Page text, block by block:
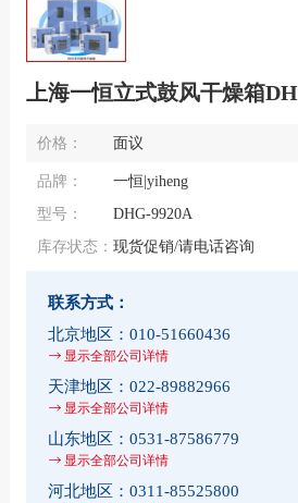
上海一恒立式鼓风干燥箱
价格： 面议
品牌：
一恒|yiheng
型号：
DHG-9920A
库存状态： 现货促销/请电话咨询
联系方式：
北京地区： 010-51660436
显示全部公司详情
天津地区： 022-89882966
显示全部公司详情
山东地区： 0531-87586779
显示全部公司详情
河北地区： 0311-85525800